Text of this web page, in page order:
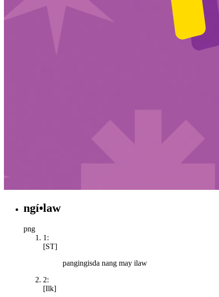
ngí•law
png
1:
[ST]
pangingisda nang may ilaw
2:
[Ilk]